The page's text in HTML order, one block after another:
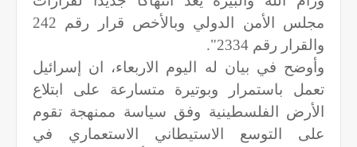
مجلس الأمن الدولي وبالأخص قرار رقم 242
والقرار رقم 2334".
وأوضح في بيان له اليوم الاربعاء، ان إسرائيل
تعمل باستمرار وبوتيرة متسارعة على ابتلاع
الأرض الفلسطينية وفق سياسة ممنهجة تقوم
على التوسع الاستيطاني الاستعماري في